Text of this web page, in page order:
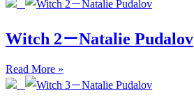
Witch 2－Natalie Pudalov
Read More »